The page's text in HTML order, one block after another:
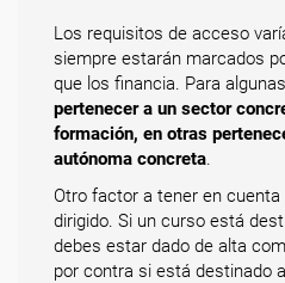
Los requisitos de acceso
siempre estarán marcados
que los financia. Para
pertenecer a un sector
formación, en otras
autónoma concreta.
Otro factor a tener en cuenta
dirigido. Si un curso está
debes estar dado de alta
por contra si está destinado